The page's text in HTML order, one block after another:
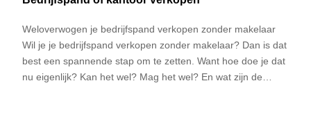
Weloverwogen je bedrijfspand verkopen zonder makelaar
Wil je je bedrijfspand verkopen zonder makelaar? Dan is dat
best een spannende stap om te zetten. Want hoe doe je dat
nu eigenlijk? Kan het wel? Mag het wel? En wat zijn de…